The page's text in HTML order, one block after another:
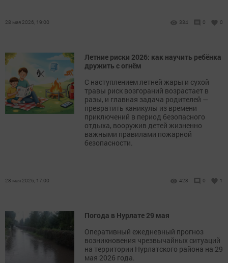
28 мая 2026, 19:00 334 0 0
Летние риски 2026: как научить ребёнка
дружить с огнём
С наступлением летней жары и сухой
травы риск возгораний возрастает в
разы, и главная задача родителей —
превратить каникулы из времени
приключений в период безопасного
отдыха, вооружив детей жизненно
важными правилами пожарной
безопасности.
28 мая 2026, 17:00 428 0 1
Погода в Нурлате 29 мая
Оперативный ежедневный прогноз
возникновения чрезвычайных ситуаций
на территории Нурлатского района на 29
мая 2026 года.